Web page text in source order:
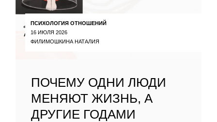
ПСИХОЛОГИЯ ОТНОШЕНИЙ
16 ИЮЛЯ 2026
ФИЛИМОШКИНА НАТАЛИЯ
ПОЧЕМУ ОДНИ ЛЮДИ
МЕНЯЮТ ЖИЗНЬ, А
ДРУГИЕ ГОДАМИ